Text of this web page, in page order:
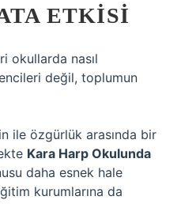
ETKISI
okullarda nasıl
değil, toplumun
ile özgürlük arasında bir
Kara Harp Okulunda
daha esnek hale
kurumlarına da